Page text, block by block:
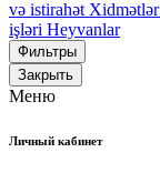
və istirahət Xidmətlər
işləri Heyvanlar
Фильтры
Закрыть
Меню
Личный кабинет